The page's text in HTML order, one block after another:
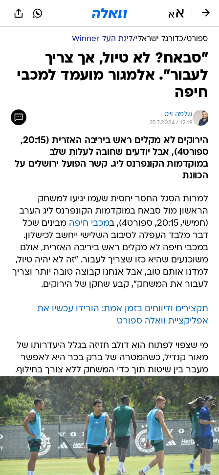
ספורט/כדורגל ישראלי/ליגת העל Winner
"סבאח? לא טיול, אך צריך
לעבור". אלמגור מועמד למכבי
חיפה
שלמה וייס
25.7.2024 / 12:19
הירוקים לא מקלים ראש ביריבה האזרית (20:15,
ספורט4), אבל יודעים שחובה לעלות שלב
במוקדמות הקונפרנס ליג. קשר הפועל ירושלים על
הכוונת
למרות הסגל החסר יחסית שעמו יגיעו למשחק
הראשון מול סבאח במוקדמות הקונפרנס ליג הערב
(חמישי, 20:15, ספורט4), ב
מכבי חיפה מבינים שכל
דבר מלבד העפלה לסיבוב השלישי ייחשב לכישלון.
במכבי חיפה לא מקלים ראש ביריבה האזרית, אולם
משוכנעים שהיא כזו שצריך לעבור. "זה לא יהיה טיול,
למדנו אותם טוב, אבל אנחנו קבוצה טובה יותר וצריך
לעבור את המשחק", קבע שחקן של הירוקים.
תקצירים ודיווחים בזמן אמת: הורידו עכשיו את
אפליקציית וואלה ספורט
מי שצפוי לפתוח הוא דולב חזיזה בגלל היעדרותו של
מאור קנדיל, כשהמטרה של ברק בכר היא לאפשר
מעבר בין שיטות תוך כדי המשחק ללא צורך בחילוף.